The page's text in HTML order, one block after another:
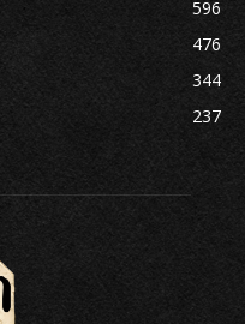
596
476
344
237